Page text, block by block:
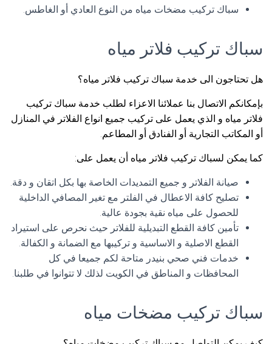
سباك تركيب مضخات مياه من النوع العادي أو الغاطس.
سباك تركيب فلاتر مياه
هل تحتاجون الى خدمة سباك تركيب فلاتر مياه؟
بإمكانكم الاتصال بنا عملائنا الاعزاء لطلب خدمة سباك تركيب
فلاتر مياه و الذي يعمل على تركيب جميع انواع الفلاتر في المنازل
أو المكاتب التجارية أو الفنادق أو المطاعم.
كما يمكن لسباك تركيب فلاتر مياه أن يعمل على:
صيانة الفلاتر و جميع التمديدات الخاصة بها بكل اتقان و دقة.
تصليح كافة الاعطال في الفلتر مع تغير المصافي الداخلية
للحصول على مياه نقية بجودة عالية.
تأمين كافة القطع التبديلية للفلاتر حيث نحرص على استيراد
القطع الاصلية و الاساسية و تركيبها مع الضمانة و الكفالة.
خدمات فني صحي بنيدر متاحة لكم جميعا في كل
المحافظات و المناطق في الكويت لذلك لا تتوانوا في طلبنا.
سباك تركيب مضخات مياه